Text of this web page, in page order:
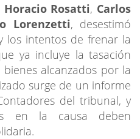
Horacio Rosatti, Carlos
Lorenzetti, desestimó
los intentos de frenar la
ya incluye la tasación
alcanzados por la
surge de un informe
del tribunal, y
en la causa deben